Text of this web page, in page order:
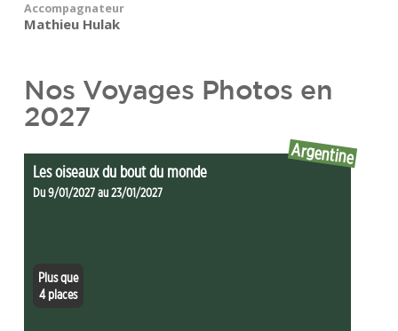
Accompagnateur
Mathieu Hulak
Nos Voyages Photos en
2027
Les oiseaux du bout du monde
Argentine
Du 9/01/2027 au 23/01/2027
Plus que
4 places